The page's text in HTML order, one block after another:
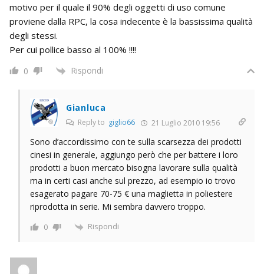
motivo per il quale il 90% degli oggetti di uso comune
proviene dalla RPC, la cosa indecente è la bassissima qualità
degli stessi.
Per cui pollice basso al 100% !!!!
0 Rispondi
Gianluca
Reply to giglio66 21 Luglio 2010 19:56
Sono d’accordissimo con te sulla scarsezza dei prodotti
cinesi in generale, aggiungo però che per battere i loro
prodotti a buon mercato bisogna lavorare sulla qualità
ma in certi casi anche sul prezzo, ad esempio io trovo
esagerato pagare 70-75 € una maglietta in poliestere
riprodotta in serie. Mi sembra davvero troppo.
0 Rispondi